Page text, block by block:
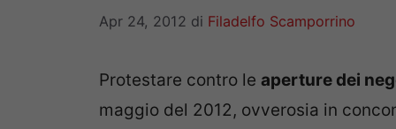
Apr 24, 2012 di Filadelfo Scamporrino
Protestare contro le aperture dei
maggio del 2012, ovverosia in